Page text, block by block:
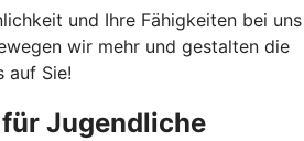
und Ihre Fähigkeiten bei uns
wir mehr und gestalten die
auf Sie!
Jugendliche